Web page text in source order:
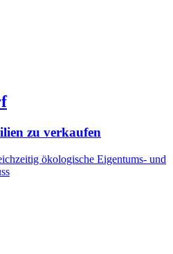
zu verkaufen
ökologische Eigentums- und